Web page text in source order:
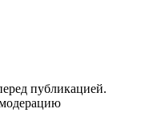
публикацией.